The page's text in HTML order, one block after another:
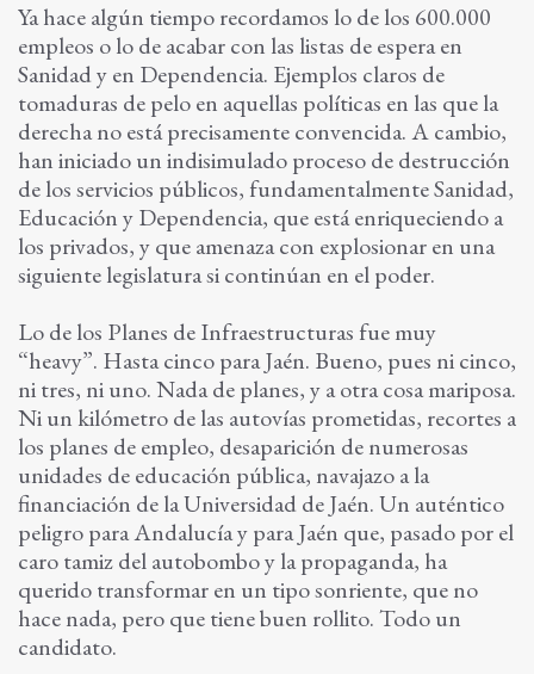
Ya hace algún tiempo recordamos lo de los 600.000
empleos o lo de acabar con las listas de espera en
Sanidad y en Dependencia. Ejemplos claros de
tomaduras de pelo en aquellas políticas en las que la
derecha no está precisamente convencida. A cambio,
han iniciado un indisimulado proceso de destrucción
de los servicios públicos, fundamentalmente Sanidad,
Educación y Dependencia, que está enriqueciendo a
los privados, y que amenaza con explosionar en una
siguiente legislatura si continúan en el poder.
Lo de los Planes de Infraestructuras fue muy
“heavy”. Hasta cinco para Jaén. Bueno, pues ni cinco,
ni tres, ni uno. Nada de planes, y a otra cosa mariposa.
Ni un kilómetro de las autovías prometidas, recortes a
los planes de empleo, desaparición de numerosas
unidades de educación pública, navajazo a la
financiación de la Universidad de Jaén. Un auténtico
peligro para Andalucía y para Jaén que, pasado por el
caro tamiz del autobombo y la propaganda, ha
querido transformar en un tipo sonriente, que no
hace nada, pero que tiene buen rollito. Todo un
candidato.